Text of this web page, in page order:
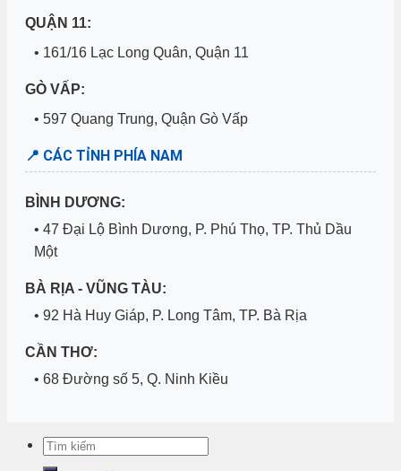
QUẬN 11:
• 161/16 Lạc Long Quân, Quận 11
GÒ VẤP:
• 597 Quang Trung, Quận Gò Vấp
📍 CÁC TỈNH PHÍA NAM
BÌNH DƯƠNG:
• 47 Đại Lộ Bình Dương, P. Phú Thọ, TP. Thủ Dầu
Một
BÀ RỊA - VŨNG TÀU:
• 92 Hà Huy Giáp, P. Long Tâm, TP. Bà Rịa
CẦN THƠ:
• 68 Đường số 5, Q. Ninh Kiều